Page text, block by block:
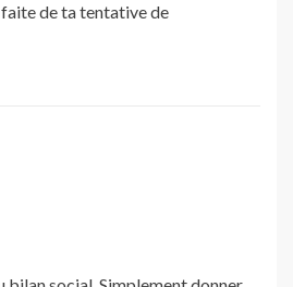
de ta tentative de